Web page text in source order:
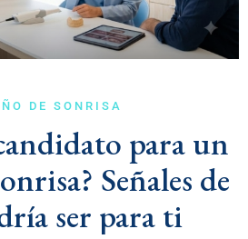
DE SONRISA
para un
Señales de
ser para ti